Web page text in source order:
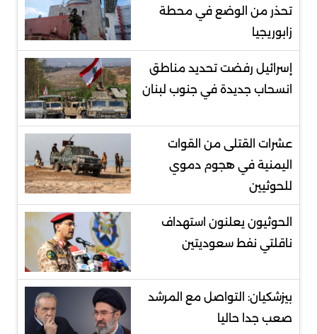
تحذر من الوضع في محطة
زابوريجيا
إسرائيل رفضت تحديد مناطق
انسحاب جديدة في جنوب لبنان
عشرات القتلى من القوات
اليمنية في هجوم دموي
للحوثيين
الحوثيون يعلنون استهداف
ناقلتي نفط سعوديتين
بيزشكيان: التواصل مع المرشد
صعب جدا حاليا